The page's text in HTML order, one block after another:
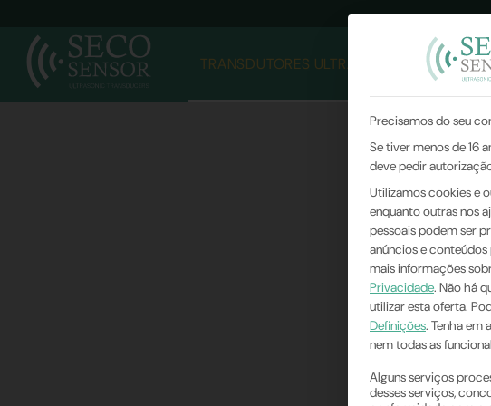
TRANSDUTORES ULTRASSÔNICOS
Precisamos do seu
Se tiver menos de 16
deve pedir
Utilizamos cookies e
enquanto outras nos
pessoais podem ser
anúncios e
mais informações
Privacidade. Não há
utilizar esta oferta.
Definições. Tenha em
nem todas as
Alguns serviços
desses serviços,